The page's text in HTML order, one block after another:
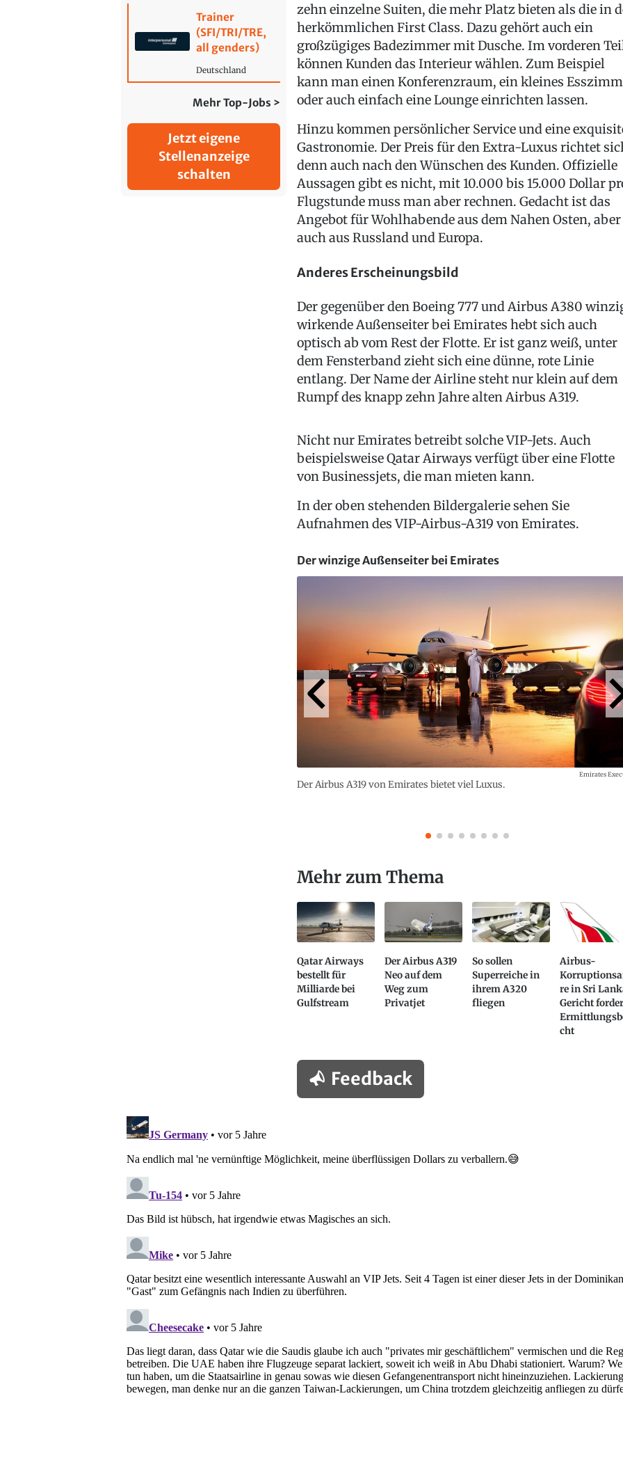
Trainer
(SFI/TRI/TRE,
all genders)
Deutschland
Mehr Top-Jobs >
Jetzt eigene
Stellenanzeige
schalten
zehn einzelne Suiten, die mehr Platz bieten als die in
herkömmlichen First Class. Dazu gehört auch ein
großzügiges Badezimmer mit Dusche. Im vorderen
können Kunden das Interieur wählen. Zum Beispiel
kann man einen Konferenzraum, ein kleines
oder auch einfach eine Lounge einrichten lassen.
Hinzu kommen persönlicher Service und eine
Gastronomie. Der Preis für den Extra-Luxus richtet
denn auch nach den Wünschen des Kunden. Offizielle
Aussagen gibt es nicht, mit 10.000 bis 15.000 Dollar
Flugstunde muss man aber rechnen. Gedacht ist das
Angebot für Wohlhabende aus dem Nahen Osten, aber
auch aus Russland und Europa.
Anderes Erscheinungsbild
Der gegenüber den Boeing 777 und Airbus A380
wirkende Außenseiter bei Emirates hebt sich auch
optisch ab vom Rest der Flotte. Er ist ganz weiß, unter
dem Fensterband zieht sich eine dünne, rote Linie
entlang. Der Name der Airline steht nur klein auf dem
Rumpf des knapp zehn Jahre alten Airbus A319.
Nicht nur Emirates betreibt solche VIP-Jets. Auch
beispielsweise Qatar Airways verfügt über eine Flotte
von Businessjets, die man mieten kann.
In der oben stehenden Bildergalerie sehen Sie
Aufnahmen des VIP-Airbus-A319 von Emirates.
Der winzige Außenseiter bei Emirates
Der Airbus A319 von Emirates bietet viel Luxus.
Emirates
Mehr zum Thema
Qatar Airways
bestellt für
Milliarde bei
Gulfstream
Der Airbus A319
Neo auf dem
Weg zum
Privatjet
So sollen
Superreiche in
ihrem A320
fliegen
Airbus-
re in Sri
Gericht
cht
Feedback